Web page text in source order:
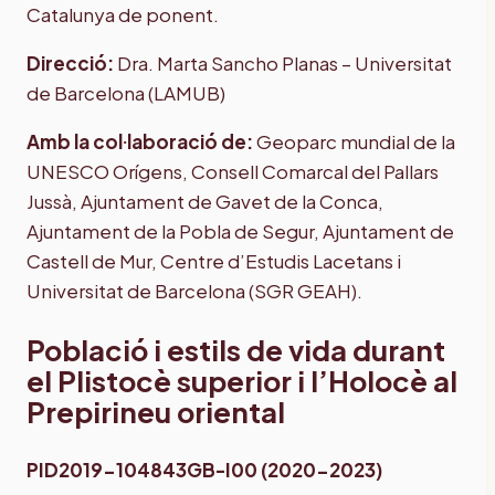
Catalunya de ponent.
Direcció: Dra. Marta Sancho Planas – Universitat
de Barcelona (LAMUB)
Amb la col·laboració de:Geoparc mundial de la
UNESCO Orígens, Consell Comarcal del Pallars
Jussà, Ajuntament de Gavet de la Conca,
Ajuntament de la Pobla de Segur, Ajuntament de
Castell de Mur, Centre d’Estudis Lacetans i
Universitat de Barcelona (SGR GEAH).
Població i estils de vida durant
el Plistocè superior i l’Holocè al
Prepirineu oriental
PID2019-104843GB-I00 (2020-2023)